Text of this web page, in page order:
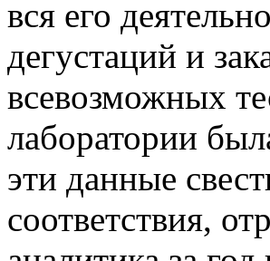
вся его
дегустаций и
всевозможных
лаборатории
эти данные
соответствия,